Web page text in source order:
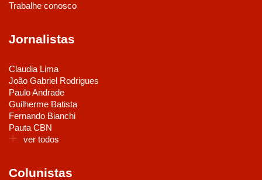
Trabalhe conosco
Jornalistas
Claudia Lima
João Gabriel Rodrigues
Paulo Andrade
Guilherme Batista
Fernando Bianchi
Pauta CBN
ver todos
Colunistas